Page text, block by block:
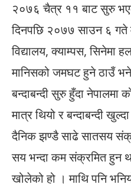
२०७६ चैत्र ११ बाट सुरु
दिनपछि २०७७ साउन ६
विद्यालय, क्याम्पस, सिनेमा
मानिसको जमघट हुने ठाउँ
बन्दाबन्दी सुरु हुँदा नेपालमा
मात्र थियो र बन्दाबन्दी
दैनिक झण्डै साढे सातसय
सय भन्दा कम संक्रमित हुन
खोलेको हो । माथि पनि